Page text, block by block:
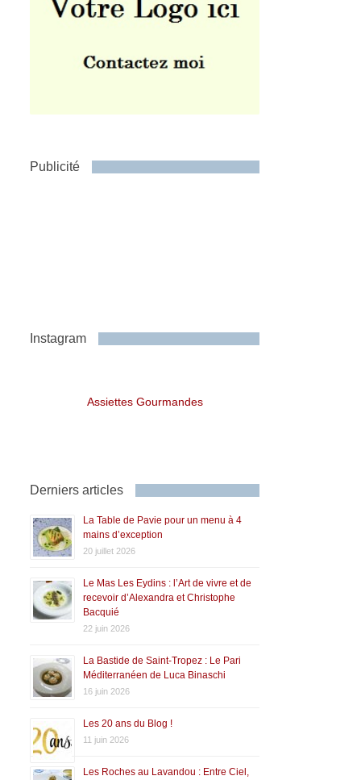
Publicité
Instagram
Assiettes Gourmandes
Derniers articles
La Table de Pavie pour un menu à 4
mains d’exception
20 juillet 2026
Le Mas Les Eydins : l’Art de vivre et de
recevoir d’Alexandra et Christophe
Bacquié
22 juin 2026
La Bastide de Saint-Tropez : Le Pari
Méditerranéen de Luca Binaschi
16 juin 2026
Les 20 ans du Blog !
11 juin 2026
Les Roches au Lavandou : Entre Ciel,